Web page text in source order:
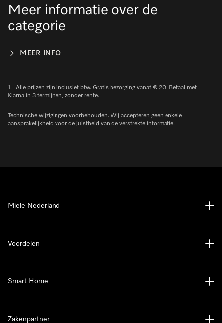
Meer informatie over de
categorie
MEER INFO
1.
Alle prijzen zijn inclusief btw. Gratis bezorging vanaf € 20. Betaal met
Klarna in 3 termijnen, zonder rente.
Technische wijzigingen voorbehouden. Wij accepteren geen enkele
aansprakelijkheid voor de juistheid van de verstrekte informatie.
Miele Nederland
Voordelen
Smart Home
Zakenpartner